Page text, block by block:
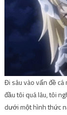
Đi sâu vào vấn đề
đầu tôi quá lâu, tôi
dưới một hình thức